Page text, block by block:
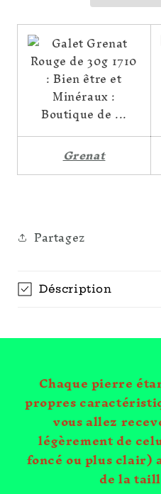
Grenat
Partagez
Déscription
Chaque pierre
propres
vous allez
légèrement de
foncé ou plus clair)
de la